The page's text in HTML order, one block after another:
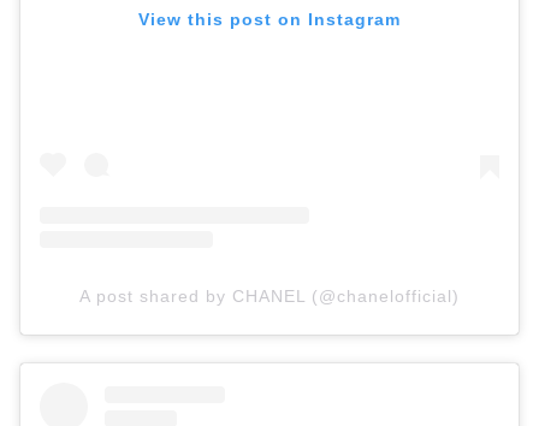
View this post on Instagram
A post shared by CHANEL (@chanelofficial)